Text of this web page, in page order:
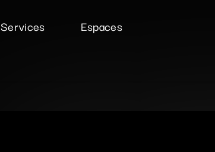
Services Espaces